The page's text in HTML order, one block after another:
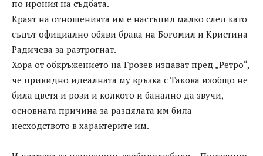
по ирония на съдбата.
Краят на отношенията им е настъпил малко след като
съдът официално обяви брака на Богомил и Кристина
Радичева за разтрогнат.
Хора от обкръжението на Грозев издават пред „Ретро“,
че привидно идеалната му връзка с Такова изобщо не
била цветя и рози и колкото и банално да звучи,
основната причина за раздялата им била
несходството в характерите им.